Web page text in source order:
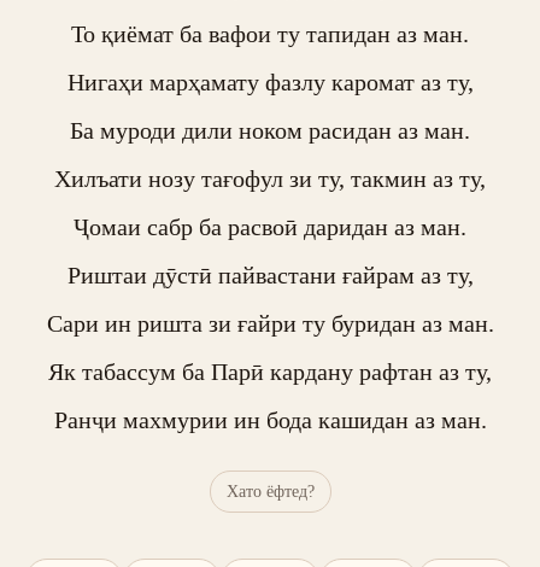
То қиёмат ба вафои ту тапидан аз ман.
Нигаҳи марҳамату фазлу каромат аз ту,
Ба муроди дили ноком расидан аз ман.
Хилъати нозу тағофул зи ту, такмин аз ту,
Ҷомаи сабр ба расвоӣ даридан аз ман.
Риштаи дӯстӣ пайвастани ғайрам аз ту,
Сари ин ришта зи ғайри ту буридан аз ман.
Як табассум ба Парӣ кардану рафтан аз ту,
Ранҷи махмурии ин бода кашидан аз ман.
Хато ёфтед?